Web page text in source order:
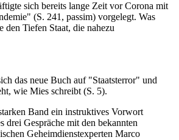
sich bereits lange Zeit vor Corona mit
(S. 241, passim) vorgelegt. Was
Tiefen Staat, die nahezu
das neue Buch auf "Staatsterror" und
wie Mies schreibt (S. 5).
Band ein instruktives Vorwort
Gespräche mit den bekannten
Geheimdienstexperten Marco